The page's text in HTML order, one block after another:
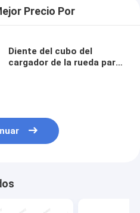
Precio Por
Diente del cubo del
cargador de la rueda para